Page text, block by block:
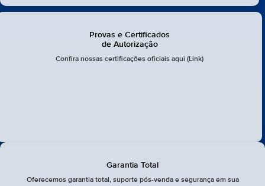
Provas e Certificados
de Autorização
Confira nossas certificações oficiais aqui (Link)
Garantia Total
Oferecemos garantia total, suporte pós-venda e segurança em sua